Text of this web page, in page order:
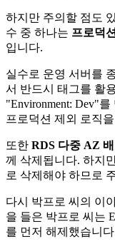
하지만 주의할 점도
수 중 하나는 프로덕
입니다.
실수로 운영 서버를
서 반드시 태그를 활
"Environment: Dev"
프로덕션 제외 로직
또한 RDS 다중 AZ
께 삭제됩니다. 하지
로 삭제해야 하므로
다시 박프로 씨의 이
을 들은 박프로 씨는
를 먼저 해제했습니